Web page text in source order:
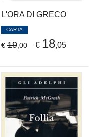
L'ORA DI GRECO
CARTA
€19,00 € 18,05